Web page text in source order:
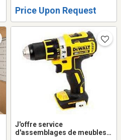
Price Upon Request
J'offre service
d'assemblages de meubles